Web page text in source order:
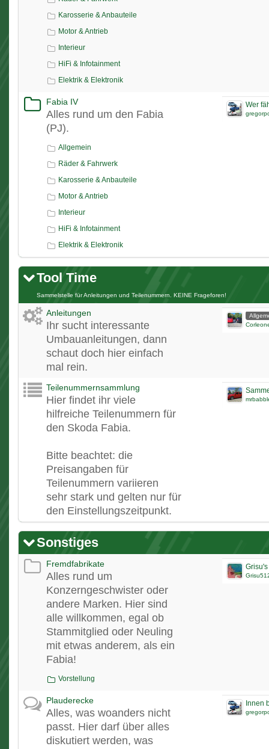
Karosserie & Anbauteile
Motor & Antrieb
Interieur
HiFi & Infotainment
Elektrik & Elektronik
Fabia IV
Alles rund um den Fabia
(PJ).
Wer
Allgemein
Räder & Fahrwerk
Karosserie & Anbauteile
Motor & Antrieb
Interieur
HiFi & Infotainment
Elektrik & Elektronik
Tool Time
Sammelstelle für Anleitungen und Teilenummern. KEINE Frageforen!
Anleitungen
Ihr sucht interessante
Umbauanleitungen, dann
schaut doch hier einfach
mal rein.
Teilenummernsammlung
Hier findet ihr viele
hilfreiche Teilenummern für
den Skoda Fabia.
Bitte beachtet: die
Preisangaben für
Teilenummern variieren
sehr stark und gelten nur für
den Einstellungszeitpunkt.
Sonstiges
Fremdfabrikate
Alles rund um
Konzerngeschwister oder
andere Marken. Hier sind
alle willkommen, egal ob
Stammitglied oder Neuling
mit etwas anderem, als ein
Fabia!
Vorstellung
Plauderecke
Alles, was woanders nicht
passt. Hier darf über alles
diskutiert werden, was
Innen